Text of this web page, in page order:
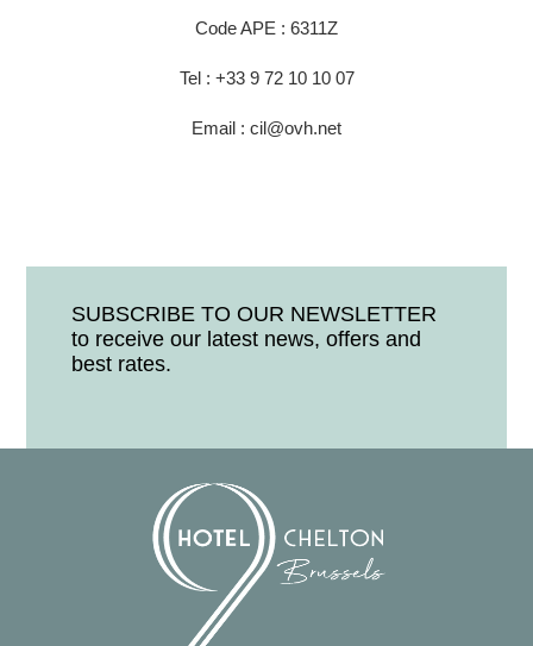
Code APE : 6311Z
Tel : +33 9 72 10 10 07
Email : cil@ovh.net
SUBSCRIBE TO OUR NEWSLETTER
to receive our latest news, offers and
best rates.